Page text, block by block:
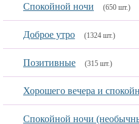
Спокойной ночи (650 шт.)
Доброе утро (1324 шт.)
Позитивные (315 шт.)
Хорошего вечера и
Спокойной ночи